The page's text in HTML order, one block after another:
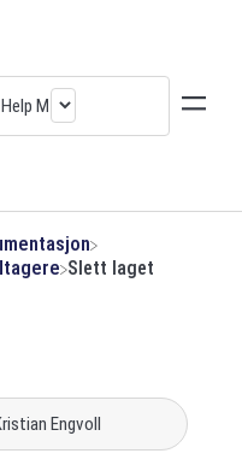
Slett laget
Engvoll